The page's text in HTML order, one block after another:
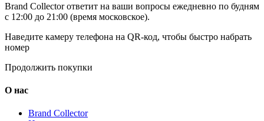
Brand Collector ответит на ваши вопросы ежедневно по будням
с 12:00 до 21:00 (время московское).
Наведите камеру телефона на QR-код, чтобы быстро набрать
номер
Продолжить покупки
О нас
Brand Collector